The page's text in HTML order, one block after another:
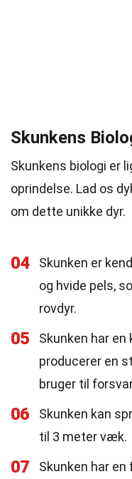
Skunkens
Skunkens biologi er
oprindelse. Lad os
om dette unikke dyr.
04
Skunken er
og hvide pels,
rovdyr.
05
Skunken har
producerer en
bruger til
06
Skunken kan
til 3 meter væk.
07 Skunken har